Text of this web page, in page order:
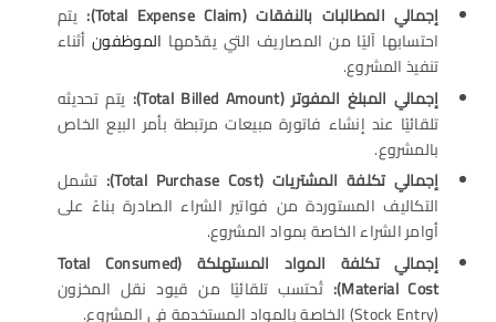
إجمالي المطالبات بالنفقات (Total Expense Claim):
يتم
احتسابها آليًا من المصاريف التي يقدّمها الموظفونأثناء
تنفيذ المشروع.
إجمالي المبلغ المفوتر(Total Billed Amount):
يتم تحديثه
تلقائيًا عند إنشاء فاتورة مبيعات مرتبطة بأمر البيع الخاص
بالمشروع.
إجمالي تكلفة المشتريات (Total Purchase Cost):
تشمل
التكاليف المستوردة من فواتير الشراء الصادرة بناءً على
أوامر الشراء الخاصة بمواد المشروع.
إجمالي تكلفة المواد المستهلكة
(Total Consumed
Material Cost):
تُحتسب تلقائيًا من قيود نقل المخزون
(Stock Entry) الخاصة بالمواد المستخدمة في المشروع.